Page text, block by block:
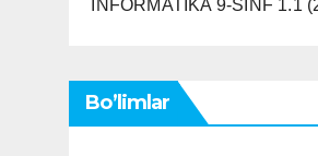
INFORMATIKA 9-SINF 1.1
Bo’limlar